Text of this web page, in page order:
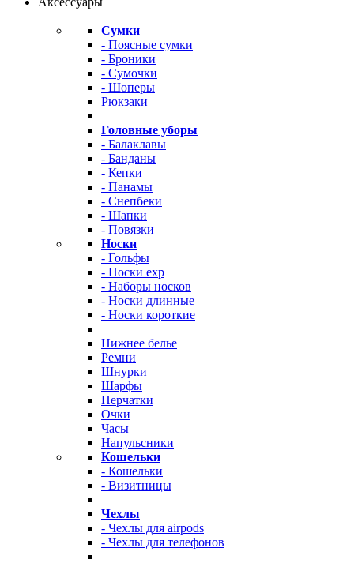
Сумки
- Поясные сумки
- Броники
- Сумочки
- Шоперы
Рюкзаки
Головные уборы
- Балаклавы
- Банданы
- Кепки
- Панамы
- Снепбеки
- Шапки
- Повязки
Носки
- Гольфы
- Носки exp
- Наборы носков
- Носки длинные
- Носки короткие
Нижнее белье
Ремни
Шнурки
Шарфы
Перчатки
Очки
Часы
Напульсники
Кошельки
- Кошельки
- Визитницы
Чехлы
- Чехлы для airpods
- Чехлы для телефонов